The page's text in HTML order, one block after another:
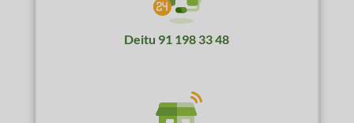
Deitu 91 198 33 48